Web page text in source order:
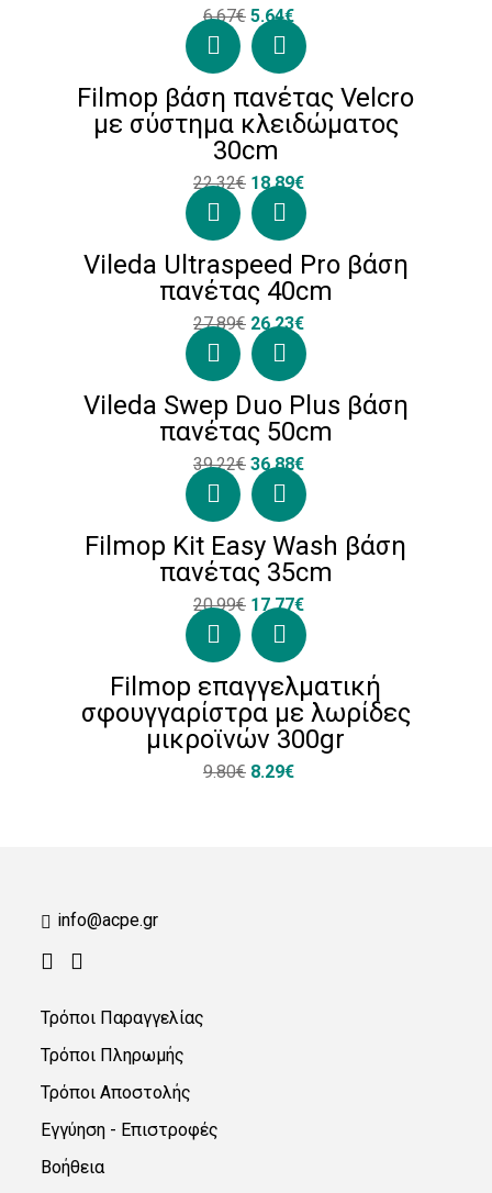
6.67€ 5.64€
Filmop βάση πανέτας Velcro
με σύστημα κλειδώματος
30cm
22.32€ 18.89€
Vileda Ultraspeed Pro βάση
πανέτας 40cm
27.89€ 26.23€
Vileda Swep Duo Plus βάση
πανέτας 50cm
39.22€ 36.88€
Filmop Kit Easy Wash βάση
πανέτας 35cm
20.99€ 17.77€
Filmop επαγγελματική
σφουγγαρίστρα με λωρίδες
μικροϊνών 300gr
9.80€ 8.29€
info@acpe.gr
Τρόποι Παραγγελίας
Τρόποι Πληρωμής
Τρόποι Αποστολής
Εγγύηση - Επιστροφές
Βοήθεια